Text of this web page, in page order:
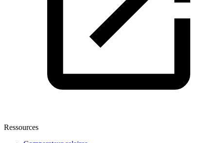
Ressources